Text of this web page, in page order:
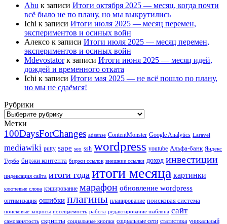
Abu к записи Итоги октября 2025 — месяц, когда почти
всё было не по плану, но мы выкрутились
Ichi к записи Итоги июля 2025 — месяц перемен,
экспериментов и осиных войн
Алексо к записи Итоги июля 2025 — месяц перемен,
экспериментов и осиных войн
Mdevostatorк записи Итоги июня 2025 — месяц идей,
дождей и временного отката
Ichi к записи Итоги мая 2025 — не всё пошло по плану,
но мы не сдаёмся!
Рубрики
Рубрики
Метки
100DaysForChanges adsense ContentMonster Google Analytics Laravel
mediawiki putty sape seo ssh wordpress youtube Альфа-банк Яндекс
Турбо биржи контента биржи ссылок внешние ссылки доход инвестиции
индексация сайта итоги года итоги месяца картинки
ключевые слова кэширование марафон обновление wordpress
оптимизация ошибки плагины планирование поисковая система
поисковые запросы посещаемость работа редактирование шаблона сайт
самозанятость скрипты социальные кнопки социальные сети статистика уникальный